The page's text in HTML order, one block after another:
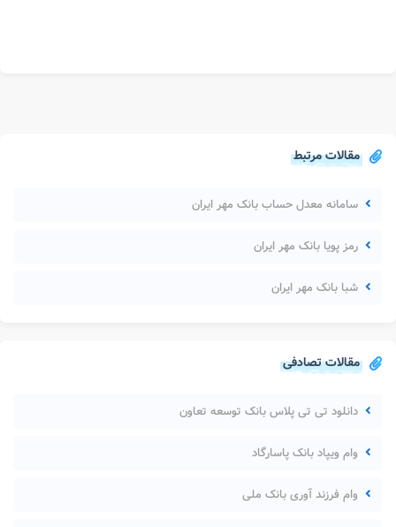
مقالات مرتبط
سامانه معدل حساب بانک مهر ایران
رمز پویا بانک مهر ایران
شبا بانک مهر ایران
مقالات تصادفی
دانلود تی تی پلاس بانک توسعه تعاون
وام ویپاد بانک پاسارگاد
وام فرزند آوری بانک ملی